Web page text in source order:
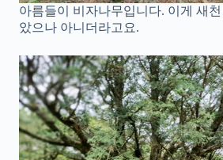
아름들이 비자나무입니다. 이게 새
았으나 아니더라고요.